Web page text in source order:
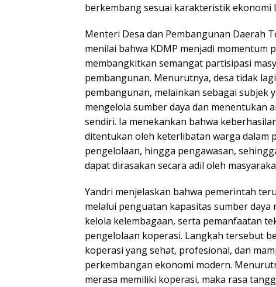
berkembang sesuai karakteristik ekonomi
Menteri Desa dan Pembangunan Daerah
menilai bahwa KDMP menjadi momentum
membangkitkan semangat partisipasi
pembangunan. Menurutnya, desa tidak
pembangunan, melainkan sebagai subjek
mengelola sumber daya dan menentukan
sendiri. Ia menekankan bahwa
ditentukan oleh keterlibatan warga dalam
pengelolaan, hingga pengawasan,
dapat dirasakan secara adil oleh
Yandri menjelaskan bahwa pemerintah
melalui penguatan kapasitas sumber
kelola kelembagaan, serta pemanfaatan
pengelolaan koperasi. Langkah tersebut
koperasi yang sehat, profesional, dan
perkembangan ekonomi modern.
merasa memiliki koperasi, maka rasa